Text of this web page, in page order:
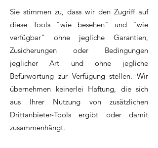
Sie stimmen zu, dass wir den Zugriff auf
diese Tools "wie besehen" und "wie
verfügbar" ohne jegliche Garantien,
Zusicherungen oder Bedingungen
jeglicher Art und ohne jegliche
Befürwortung zur Verfügung stellen. Wir
übernehmen keinerlei Haftung, die sich
aus Ihrer Nutzung von zusätzlichen
Drittanbieter-Tools ergibt oder damit
zusammenhängt.